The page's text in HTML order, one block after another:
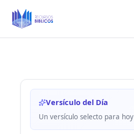
Versículo del Día
Un versículo selecto para hoy